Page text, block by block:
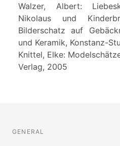
Walzer, Albert:
Nikolaus und
Bilderschatz auf
und Keramik, Konstanz-
Knittel, Elke:
Verlag, 2005
GENERAL